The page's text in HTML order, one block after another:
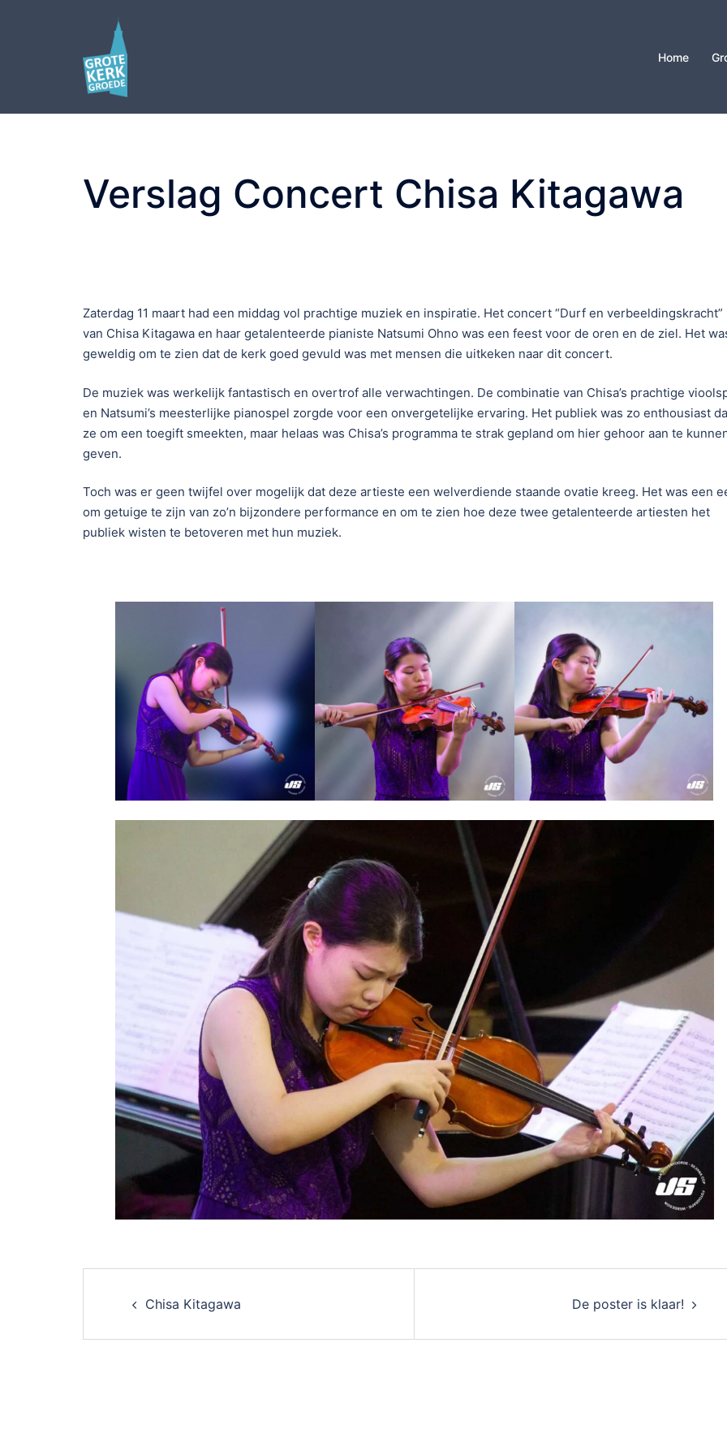
Home
Verslag Concert Chisa Kitagawa
Zaterdag 11 maart had een middag vol prachtige muziek en inspiratie. Het concert “Durf en verbeeldingskracht”
van Chisa Kitagawa en haar getalenteerde pianiste Natsumi Ohno was een feest voor de oren en de ziel. Het
geweldig om te zien dat de kerk goed gevuld was met mensen die uitkeken naar dit concert.
De muziek was werkelijk fantastisch en overtrof alle verwachtingen. De combinatie van Chisa’s prachtige
en Natsumi’s meesterlijke pianospel zorgde voor een onvergetelijke ervaring. Het publiek was zo enthousiast
ze om een toegift smeekten, maar helaas was Chisa’s programma te strak gepland om hier gehoor aan te
geven.
Toch was er geen twijfel over mogelijk dat deze artieste een welverdiende staande ovatie kreeg. Het was een
om getuige te zijn van zo’n bijzondere performance en om te zien hoe deze twee getalenteerde artiesten het
publiek wisten te betoveren met hun muziek.
Chisa Kitagawa De poster is klaar!